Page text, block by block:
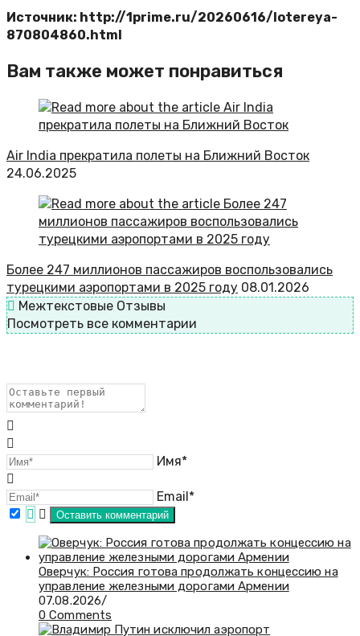
Источник: http://1prime.ru/20260616/lotereya-
870804860.html
Вам также может понравиться
Air India прекратила полеты на Ближний Восток
24.06.2025
Более 247 миллионов пассажиров воспользовались
турецкими аэропортами в 2025 году 08.01.2026
Межтекстовые Отзывы
Посмотреть все комментарии
Имя*
Email*
Оверчук: Россия готова продолжать концессию на
управление железными дорогами Армении
07.08.2026/
0 Comments